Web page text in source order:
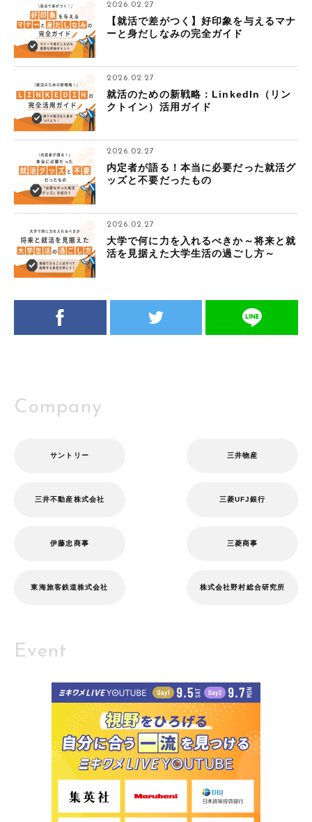
2026.02.27
【就活で差がつく】好印象を与えるマナ
ーと身だしなみの完全ガイド
2026.02.27
就活のための新戦略：LinkedIn（リン
クトイン）活用ガイド
2026.02.27
内定者が語る！本当に必要だった就活グ
ッズと不要だったもの
2026.02.27
大学で何に力を入れるべきか～将来と就
活を見据えた大学生活の過ごし方～
Company
サントリー 三井物産
三井不動産株式会社 三菱UFJ銀行
伊藤忠商事 三菱商事
東海旅客鉄道株式会社 株式会社野村総合研究所
Event